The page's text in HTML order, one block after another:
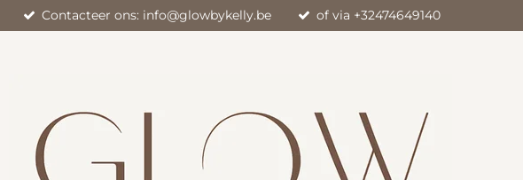
Contacteer ons: info@glowbykelly.be of via +32474649140